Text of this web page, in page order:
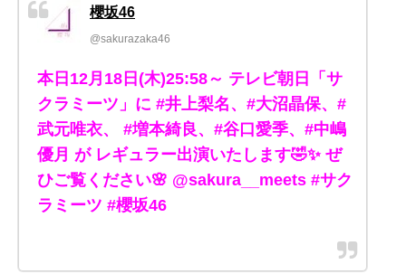
櫻坂46
@sakurazaka46
本日12月18日(木)25:58～ テレビ朝日「サ
クラミーツ」に #井上梨名、#大沼晶保、#
武元唯衣、 #増本綺良、#谷口愛季、#中嶋
優月 が レギュラー出演いたします🤣✨ ぜ
ひご覧ください🌸 @sakura__meets #サク
ラミーツ #櫻坂46